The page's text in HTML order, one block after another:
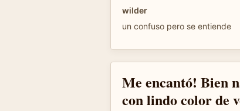
wilder
un confuso pero se entiende
Me encantó! Bien
con lindo color de